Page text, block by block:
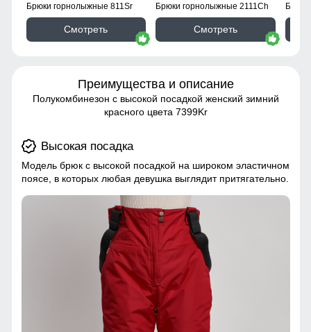
Брюки горнолыжные 811Sr
Смотреть
Брюки горнолыжные 2111Ch
Смотреть
Преимущества и описание
Полукомбинезон с высокой посадкой женский зимний
красного цвета 7399Kr
Высокая посадка
Модель брюк с высокой посадкой на широком эластичном
поясе, в которых любая девушка выглядит притягательно.